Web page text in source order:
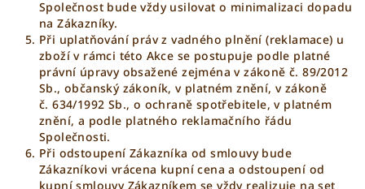
Společnost bude vždy usilovat o minimalizaci dopadu
na Zákazníky.
Při uplatňování práv z vadného plnění (reklamace) u
zboží v rámci této Akce se postupuje podle platné
právní úpravy obsažené zejména v zákoně č. 89/2012
Sb., občanský zákoník, v platném znění, v zákoně
č. 634/1992 Sb., o ochraně spotřebitele, v platném
znění, a podle platného reklamačního řádu
Společnosti.
Při odstoupení Zákazníka od smlouvy bude
Zákazníkovi vrácena kupní cena a odstoupení od
kupní smlouvy Zákazníkem se vždy realizuje na set